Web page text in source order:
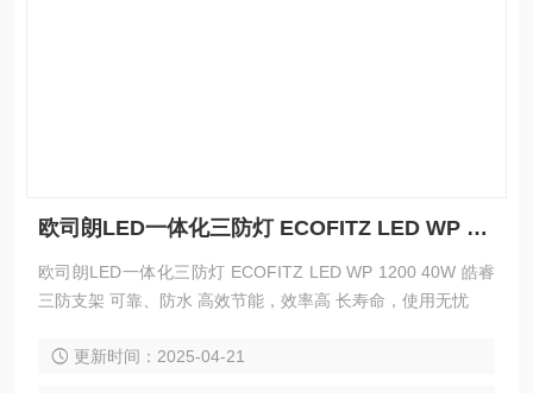
欧司朗LED一体化三防灯 ECOFITZ LED WP 1200 40W 皓睿三防支架
欧司朗LED一体化三防灯 ECOFITZ LED WP 1200 40W 皓睿
三防支架 可靠、防水 高效节能，效率高 长寿命，使用无忧
更新时间：2025-04-21